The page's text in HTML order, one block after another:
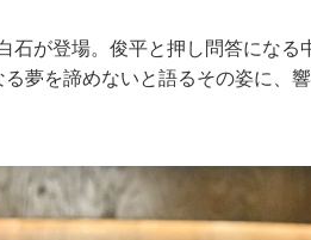
が登場。俊平と押し問答になる
夢を諦めないと語るその姿に、